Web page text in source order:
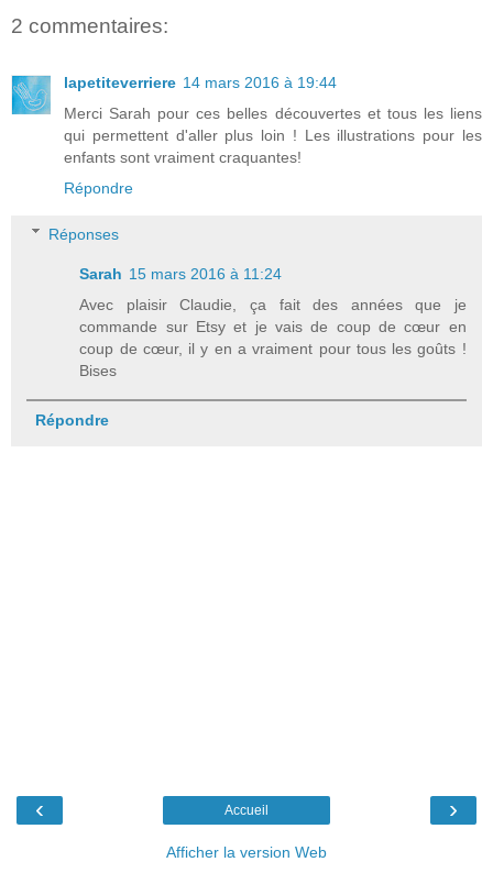
2 commentaires:
lapetiteverriere 14 mars 2016 à 19:44
Merci Sarah pour ces belles découvertes et tous les liens
qui permettent d'aller plus loin ! Les illustrations pour les
enfants sont vraiment craquantes!
Répondre
Réponses
Sarah 15 mars 2016 à 11:24
Avec plaisir Claudie, ça fait des années que je
commande sur Etsy et je vais de coup de cœur en
coup de cœur, il y en a vraiment pour tous les goûts !
Bises
Répondre
‹ ›
Accueil
Afficher la version Web